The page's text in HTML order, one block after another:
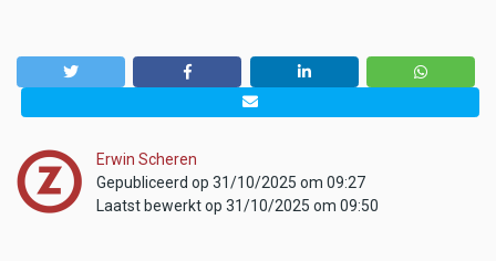
Erwin Scheren
Gepubliceerd op 31/10/2025 om 09:27
Laatst bewerkt op 31/10/2025 om 09:50